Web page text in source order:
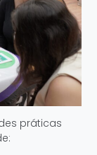
práticas